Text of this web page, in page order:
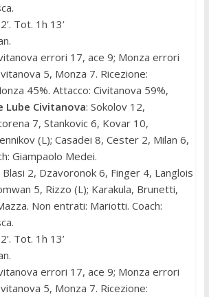
Tot. 1h 13’
errori 17, ace 9; Monza errori
5, Monza 7. Ricezione:
45%. Attacco: Civitanova 59%,
Lube Civitanova: Sokolov 12,
7, Stankovic 6, Kovar 10,
(L); Casadei 8, Cester 2, Milan 6,
Giampaolo Medei.
2, Dzavoronok 6, Finger 4, Langlois
5, Rizzo (L); Karakula, Brunetti,
Non entrati: Mariotti. Coach:
Tot. 1h 13’
errori 17, ace 9; Monza errori
5, Monza 7. Ricezione: